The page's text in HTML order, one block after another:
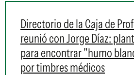
Directorio de la Caja de
reunió con Jorge Díaz:
para encontrar "humo
por timbres médicos